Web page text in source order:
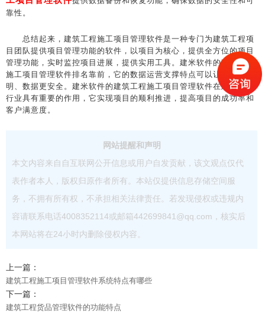
靠性。
总结起来，建筑工程施工项目管理软件是一种专门为建筑工程项
目团队提供项目管理功能的软件，以项目为核心，提供全方位的项目
管理功能，实时监控项目进展，提供实用工具。建米软件的建筑工程
施工项目管理软件排名靠前，它的数据运营支撑特点可以让企业更聪
明、数据更安全。建米软件的建筑工程施工项目管理软件在建筑工程
行业具有重要的作用，它实现项目的顺利推进，提高项目的成功率和
客户满意度。
网站提醒和声明
本文内容来自自互联网公开信息或用户自发贡献，该文观点仅代
表作者本人，版权归原作者所有。本站仅提供信息存储空间服
务，不拥有所有权，不承担相关法律责任。若发现侵权或违规内
容请联系电话4008352114或邮箱442699841@qq.com，核实后
本网站将在24小时内删除侵权内容。
上一篇：
建筑工程施工项目管理软件系统特点有哪些
下一篇：
建筑工程货品管理软件的功能特点